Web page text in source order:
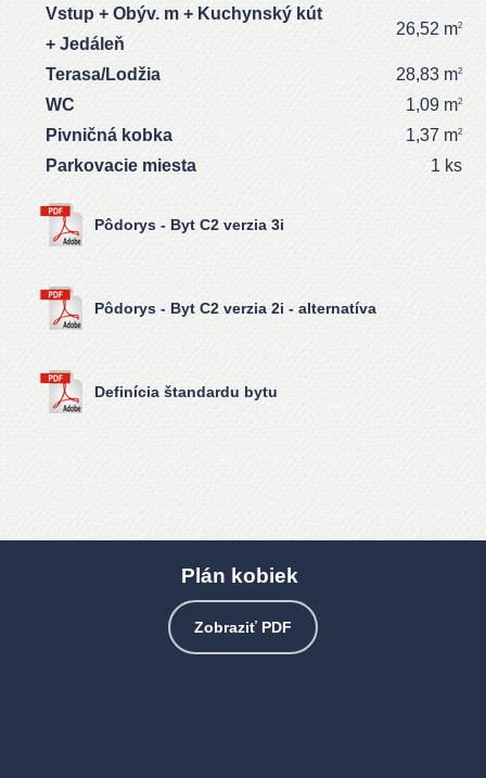
Vstup + Obýv. m + Kuchynský kút
+ Jedáleň
26,52 m2
Terasa/Lodžia 28,83 m2
WC 1,09 m2
Pivničná kobka 1,37 m2
Parkovacie miesta 1 ks
Pôdorys - Byt C2 verzia 3i
Pôdorys - Byt C2 verzia 2i - alternatíva
Definícia štandardu bytu
Plán kobiek
Zobraziť PDF